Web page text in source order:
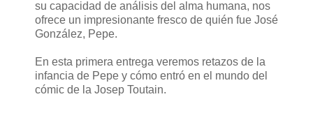
su capacidad de análisis del alma humana, nos
ofrece un impresionante fresco de quién fue José
González, Pepe.
En esta primera entrega veremos retazos de la
infancia de Pepe y cómo entró en el mundo del
cómic de la Josep Toutain.